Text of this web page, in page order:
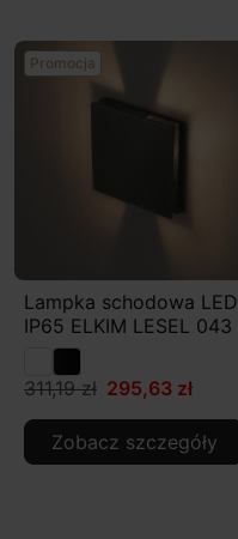
Promocja
Lampka schodowa LED
IP65 ELKIM LESEL 043
311,19 zł 295,63 zł
Zobacz szczegóły